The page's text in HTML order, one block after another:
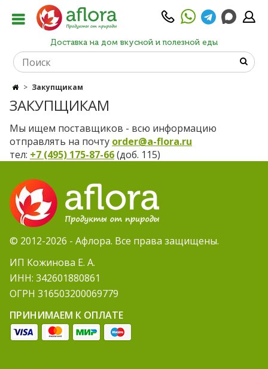
Доставка на дом вкусной и полезной еды
Закупщикам
ЗАКУПЩИКАМ
Мы ищем поставщиков - всю информацию
отправлять на почту order@a-flora.ru
тел: +7 (495) 175-87-66(доб. 115)
© 2012-2026 - Афлора. Все права защищены.
ИП Кожинова Е. А.
ИНН: 342601880861
ОГРН 316503200069779
ПРИНИМАЕМ К ОПЛАТЕ